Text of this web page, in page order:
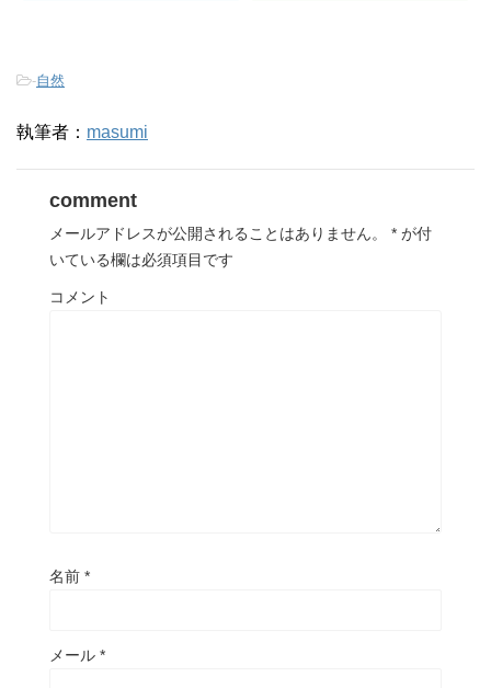
-自然
執筆者： masumi
comment
メールアドレスが公開されることはありません。 * が付
いている欄は必須項目です
コメント
名前 *
メール *